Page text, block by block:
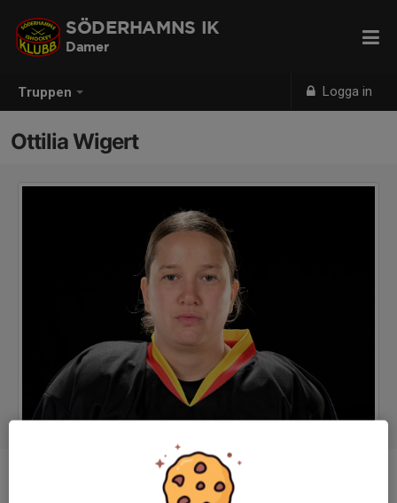
Truppen Logga in
SÖDERHAMNS IK
Damer
Ottilia Wigert